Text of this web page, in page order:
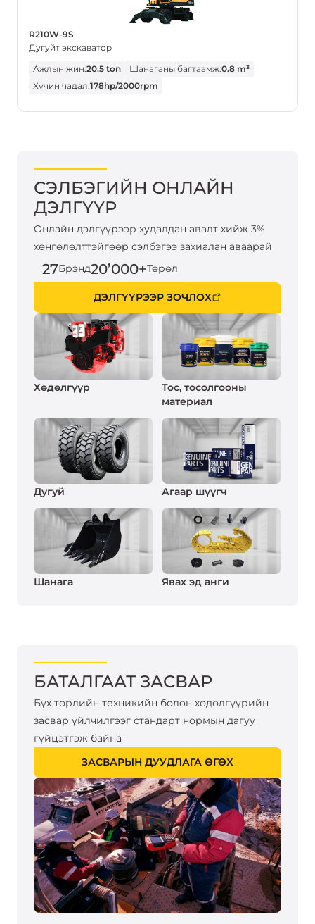
R210W-9S
Дугуйт экскаватор
Ажлын жин:20.5 ton Шанаганы багтаамж:0.8 m³
Хүчин чадал:178hp/2000rpm
СЭЛБЭГИЙН ОНЛАЙН
ДЭЛГҮҮР
Онлайн дэлгүүрээр худалдан авалт хийж 3%
хөнгөлөлттэйгөөр сэлбэгээ захиалан аваарай
27Брэнд20’000+Төрөл
ДЭЛГҮҮРЭЭР ЗОЧЛОХ
Хөдөлгүүр
Тос, тосолгооны
материал
Дугуй Агаар шүүгч
Шанага Явах эд анги
БАТАЛГААТ ЗАСВАР
Бүх төрлийн техникийн болон хөдөлгүүрийн
засвар үйлчилгээг стандарт нормын дагуу
гүйцэтгэж байна
ЗАСВАРЫН ДУУДЛАГА ӨГӨХ